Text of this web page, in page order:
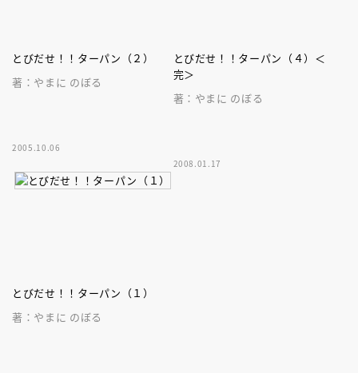
とびだせ！！ターパン（２）
著：やまに のぼる
2005.10.06
とびだせ！！ターパン（４）＜
完＞
著：やまに のぼる
2008.01.17
とびだせ！！ターパン（１）
著：やまに のぼる